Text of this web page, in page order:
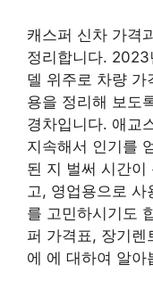
캐스퍼 신차 가격
정리합니다.
델 위주로 차량 가
용을 정리해 보도
경차입니다. 애교
지속해서 인기를
된 지 벌써 시간이
고, 영업용으로 사
를 고민하시기도
퍼 가격표, 장기
에 에 대하여 알아